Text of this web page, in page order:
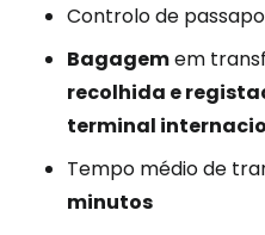
Controlo de
Bagagemem
recolhida e
terminal
Tempo médio de
minutos